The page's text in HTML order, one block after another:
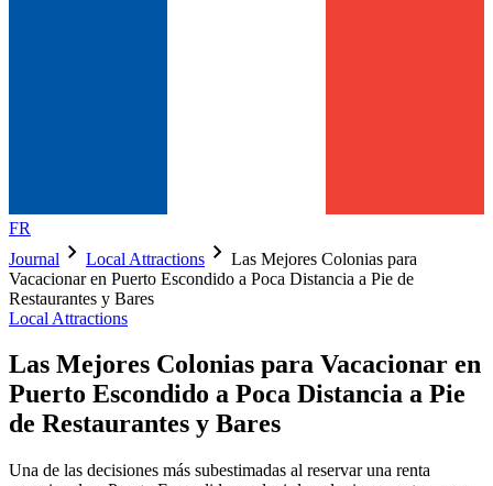
FR
Journal chevron_right Local Attractions chevron_right Las Mejores Colonias para
Vacacionar en Puerto Escondido a Poca Distancia a Pie de
Restaurantes y Bares
Local Attractions
Las Mejores Colonias para Vacacionar en
Puerto Escondido a Poca Distancia a Pie
de Restaurantes y Bares
Una de las decisiones más subestimadas al reservar una renta